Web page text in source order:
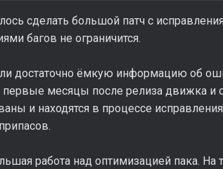
сделать большой патч с
багов не ограничится.
достаточно ёмкую информацию об
первые месяцы после релиза движка
и находятся в процессе
работа над оптимизацией пака.